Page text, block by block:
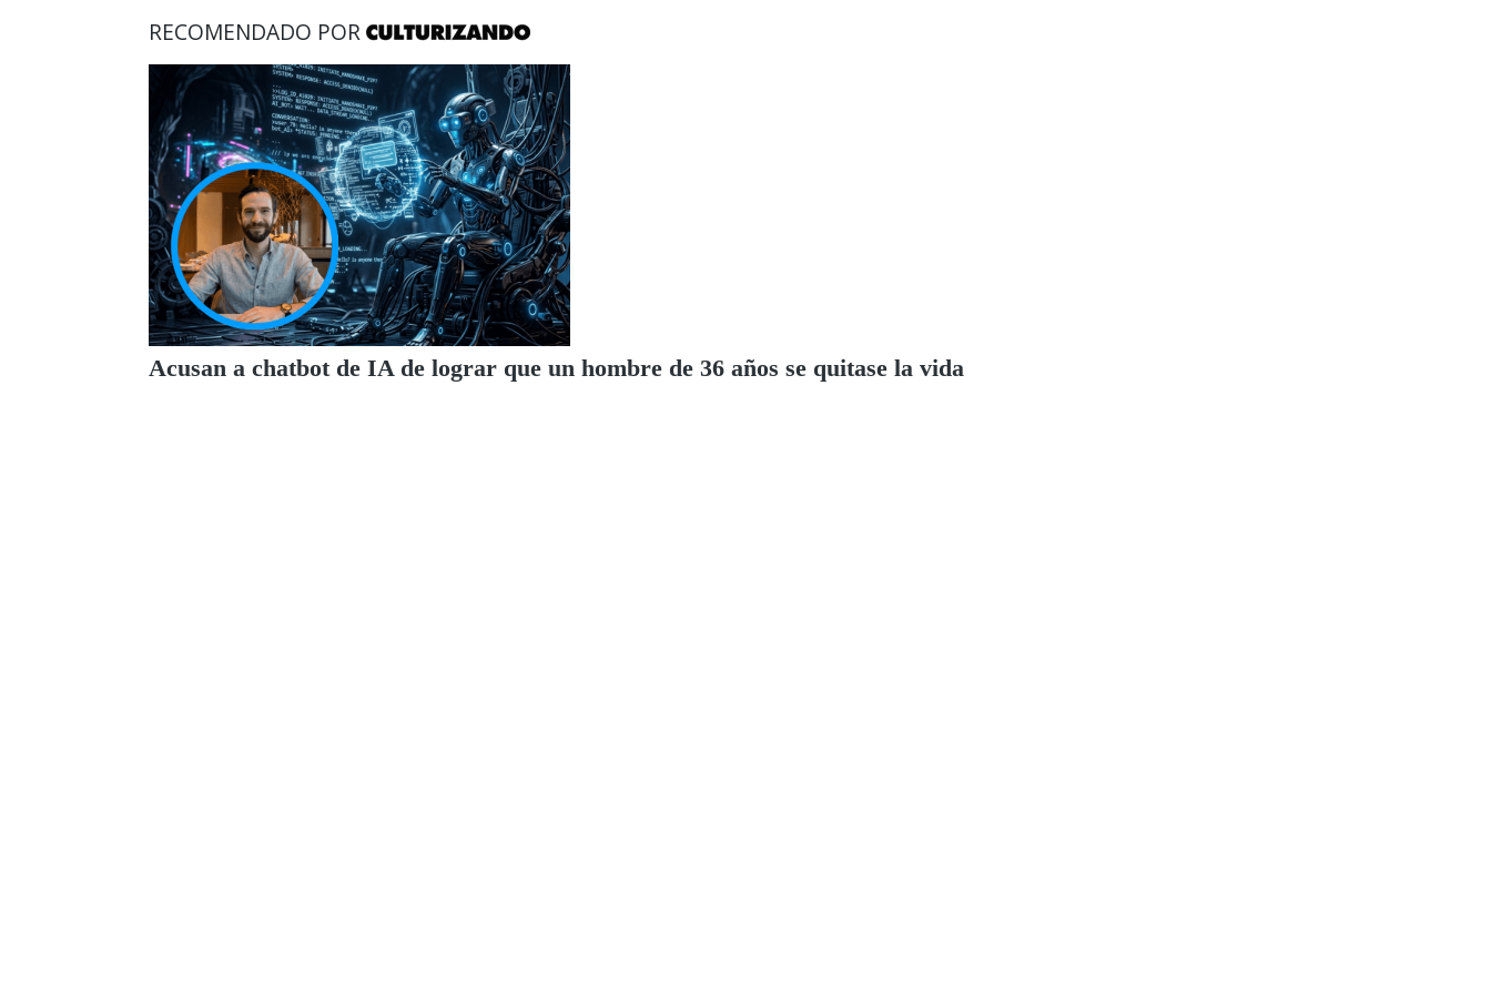
RECOMENDADO POR
Acusan a chatbot de IA de lograr que un hombre de 36 años se quitase la vida